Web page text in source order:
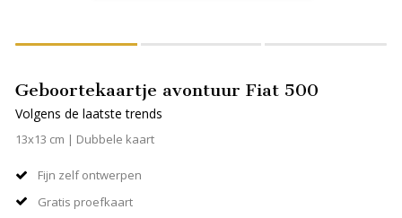
Geboortekaartje avontuur Fiat 500
Volgens de laatste trends
13x13 cm | Dubbele kaart
Fijn zelf ontwerpen
Gratis proefkaart